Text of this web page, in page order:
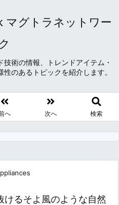
マグトラネットワー
ク
術の情報、トレンドアイテム・
のあるトピックを紹介します。
へ 次へ 検索
けるそよ風のような自然